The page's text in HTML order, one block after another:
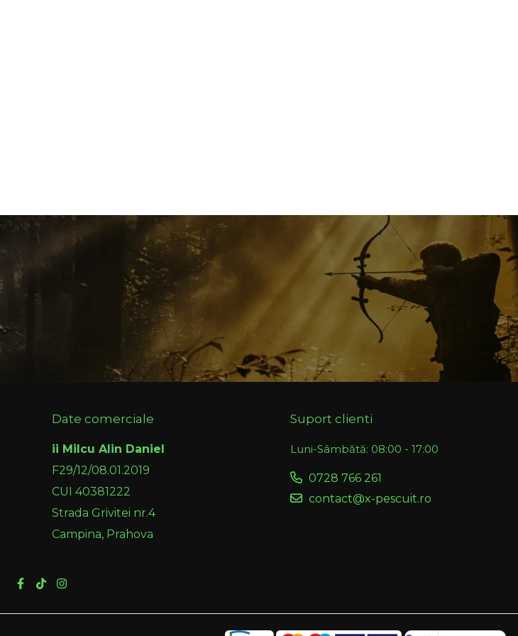
Date comerciale
ii Milcu Alin Daniel
F29/12/08.01.2019
CUI 40381222
Strada Grivitei nr.4
Campina, Prahova
Suport clienti
Luni-Sâmbătă: 08:00 - 17:00
0728 766 261
contact@x-pescuit.ro